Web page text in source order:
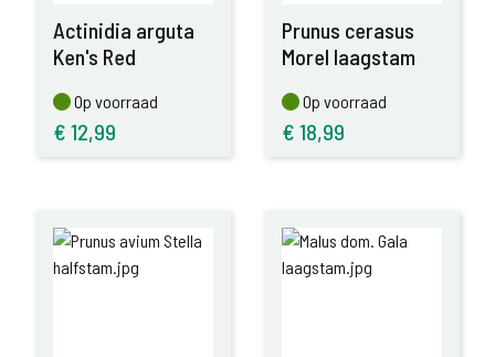
Actinidia arguta
Ken's Red
Op voorraad
Op voorraad
€ 12,99
Prunus cerasus
Morel laagstam
Op voorraad
Op voorraad
€ 18,99